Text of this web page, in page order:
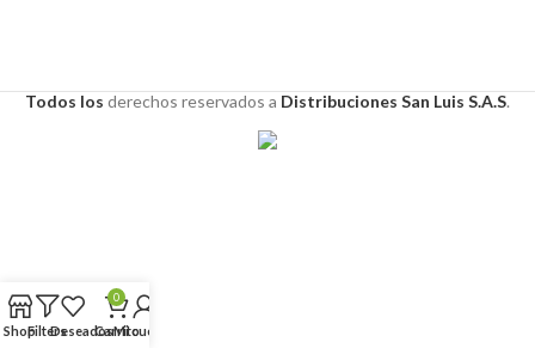
Todos los derechos reservados a Distribuciones San Luis S.A.S.
ShopFiltersDeseados
0
Carrito
Mi cuenta